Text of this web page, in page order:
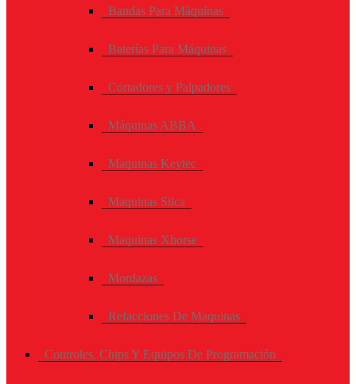
Bandas Para Máquinas
Baterías Para Máquinas
Cortadores y Palpadores
Máquinas ABBA
Maquinas Keytec
Maquinas Silca
Maquinas Xhorse
Mordazas
Refacciones De Maquinas
Controles, Chips Y Equipos De Programación